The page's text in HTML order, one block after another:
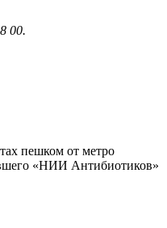
00.
пешком от метро
«НИИ Антибиотиков»